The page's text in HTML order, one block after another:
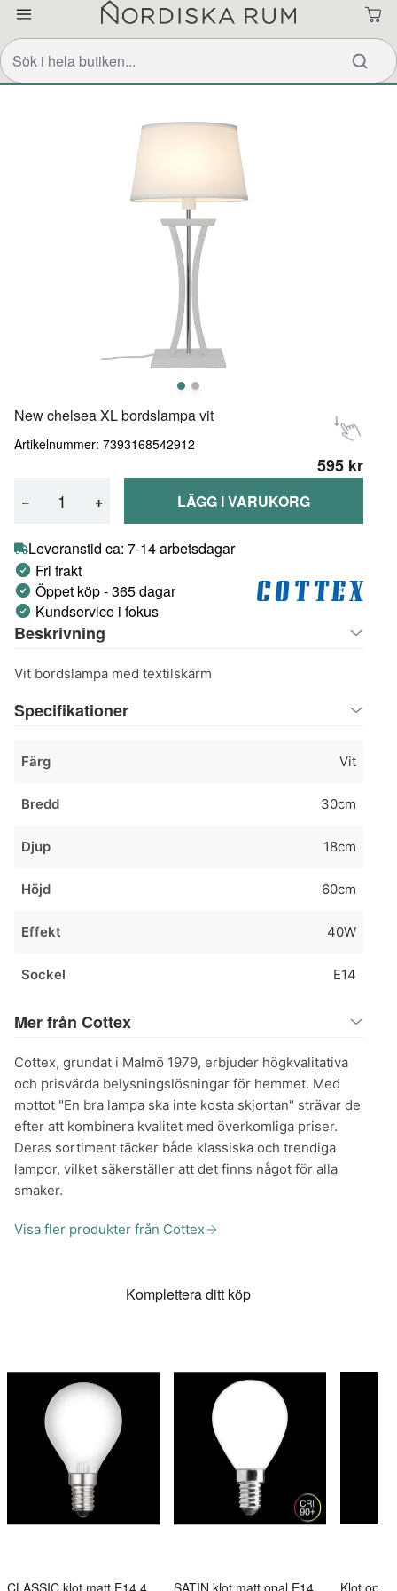
New chelsea XL bordslampa vit
Artikelnummer: 7393168542912
595 kr
− + LÄGG I VARUKORG
Leveranstid ca: 7-14 arbetsdagar
Fri frakt
Öppet köp - 365 dagar
Kundservice i fokus
Beskrivning
Vit bordslampa med textilskärm
Specifikationer
Färg Vit
Bredd 30cm
Djup 18cm
Höjd 60cm
Effekt 40W
Sockel E14
Mer från Cottex
Cottex, grundat i Malmö 1979, erbjuder högkvalitativa
och prisvärda belysningslösningar för hemmet. Med
mottot "En bra lampa ska inte kosta skjortan" strävar de
efter att kombinera kvalitet med överkomliga priser.
Deras sortiment täcker både klassiska och trendiga
lampor, vilket säkerställer att det finns något för alla
smaker.
Visa fler produkter från Cottex
Komplettera ditt köp